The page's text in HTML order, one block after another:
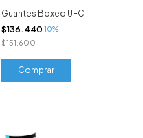
Guantes Boxeo UFC
$136.440 10%
$151.600
Comprar